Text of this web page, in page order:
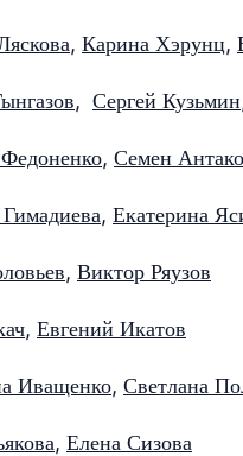
, Карина Хэрунц,
, Сергей Кузьмин
, Семен
, Екатерина
, Виктор Ряузов
, Евгений Икатов
Иващенко, Светлана
, Елена Сизова